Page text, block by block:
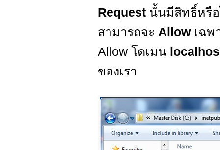
Request นั้นมีสิทธิ์หรือ
สามารถจะ Allowเฉพ
Allow โดเมน
ของเรา